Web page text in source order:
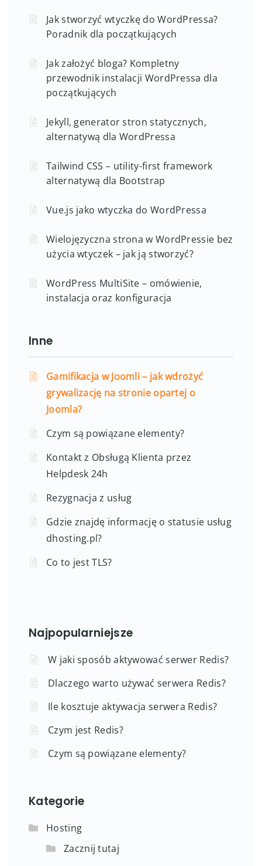
Jak stworzyć wtyczkę do WordPressa?
Poradnik dla początkujących
Jak założyć bloga? Kompletny
przewodnik instalacji WordPressa dla
początkujących
Jekyll, generator stron statycznych,
alternatywą dla WordPressa
Tailwind CSS – utility-first framework
alternatywą dla Bootstrap
Vue.js jako wtyczka do WordPressa
Wielojęzyczna strona w WordPressie bez
użycia wtyczek – jak ją stworzyć?
WordPress MultiSite – omówienie,
instalacja oraz konfiguracja
Inne
Gamifikacja w Joomli – jak wdrożyć
grywalizację na stronie opartej o
Joomla?
Czym są powiązane elementy?
Kontakt z Obsługą Klienta przez
Helpdesk 24h
Rezygnacja z usług
Gdzie znajdę informację o statusie usług
dhosting.pl?
Co to jest TLS?
Najpopularniejsze
W jaki sposób aktywować serwer Redis?
Dlaczego warto używać serwera Redis?
Ile kosztuje aktywacja serwera Redis?
Czym jest Redis?
Czym są powiązane elementy?
Kategorie
Hosting
Zacznij tutaj